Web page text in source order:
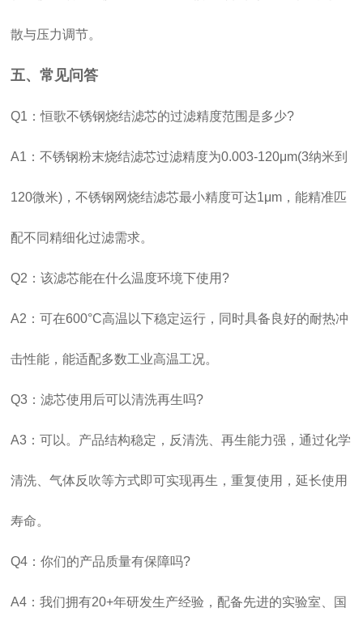
散与压力调节。
五、常见问答
Q1：恒歌不锈钢烧结滤芯的过滤精度范围是多少?
A1：不锈钢粉末烧结滤芯过滤精度为0.003-120μm(3纳米到
120微米)，不锈钢网烧结滤芯最小精度可达1μm，能精准匹
配不同精细化过滤需求。
Q2：该滤芯能在什么温度环境下使用?
A2：可在600°C高温以下稳定运行，同时具备良好的耐热冲
击性能，能适配多数工业高温工况。
Q3：滤芯使用后可以清洗再生吗?
A3：可以。产品结构稳定，反清洗、再生能力强，通过化学
清洗、气体反吹等方式即可实现再生，重复使用，延长使用
寿命。
Q4：你们的产品质量有保障吗?
A4：我们拥有20+年研发生产经验，配备先进的实验室、国